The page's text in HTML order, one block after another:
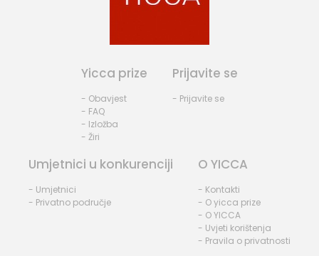
Yicca prize
- Obavjest
- FAQ
- Izložba
- Žiri
Prijavite se
- Prijavite se
Umjetnici u konkurenciji
- Umjetnici
- Privatno područje
O YICCA
- Kontakti
- O yicca prize
- O YICCA
- Uvjeti korištenja
- Pravila o privatnosti